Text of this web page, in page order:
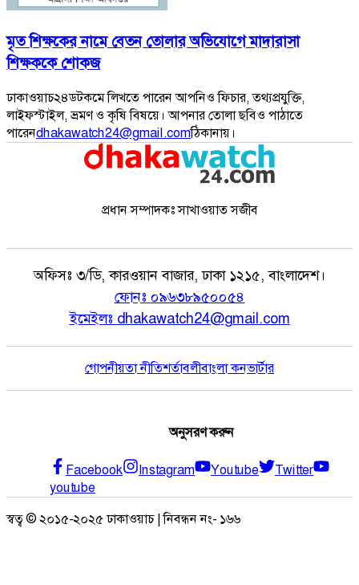
মৃত শিক্ষকের নামে বেতন তোলার অভিযোগে মাদারাসা
শিক্ষককে শোকজ
ঢাকাওয়াচ২৪ডটকমে লিখতে পারেন আপনিও ফিচার, তথ্যপ্রযুক্তি,
লাইফস্টাইল, ভ্রমণ ও কৃষি বিষয়ে। আপনার তোলা ছবিও পাঠাতে
পারেনdhakawatch24@gmail.comঠিকানায়।
প্রধান সম্পাদকঃ সাখাওয়াত সজীব
অফিসঃ ৩/ডি, কারওয়ান বাজার, ঢাকা ১২১৫, বাংলাদেশ।
ফোনঃ ০৯৬৩৮৯৫০০৫৪
ইমেইলঃ dhakawatch24@gmail.com
গোপনীয়তা নীতিশর্তাবলীবাংলা কনভার্টার
অনুসরণ করুন
Facebook Instagram Youtube
Twitter
youtube
স্বত্ব © ২০১৫-২০২৫ ঢাকাওয়াচ | নিবন্ধন নং- ১৬৬